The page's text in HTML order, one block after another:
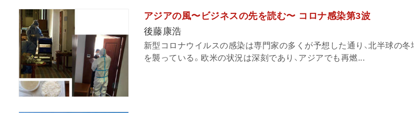
アジアの風〜ビジネスの先を読む〜 コロナ感染第3波
後藤康浩
新型コロナウイルスの感染は専門家の多くが予想した通り、北半球の
を襲っている。欧米の状況は深刻であり、アジアでも再燃...